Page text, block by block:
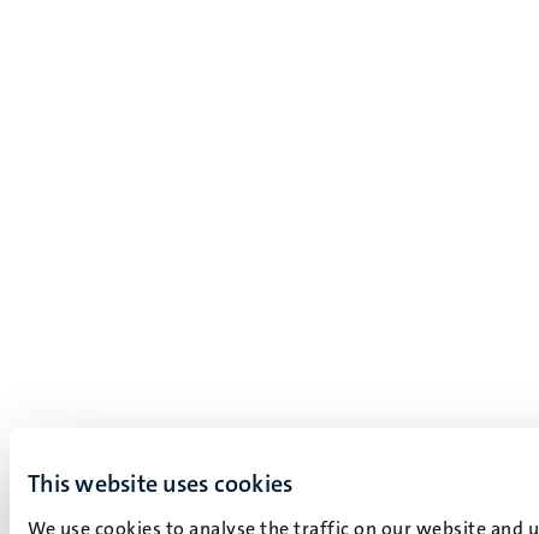
This website uses cookies
We use cookies to analyse the traffic on our website and